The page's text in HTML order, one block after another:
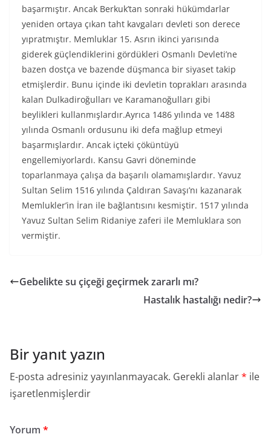
başarmıştır. Ancak Berkuk’tan sonraki hükümdarlar
yeniden ortaya çıkan taht kavgaları devleti son derece
yıpratmıştır. Memluklar 15. Asrın ikinci yarısında
giderek güçlendiklerini gördükleri Osmanlı Devleti’ne
bazen dostça ve bazende düşmanca bir siyaset takip
etmişlerdir. Bunu içinde iki devletin toprakları arasında
kalan Dulkadiroğulları ve Karamanoğulları gibi
beylikleri kullanmışlardır.Ayrıca 1486 yılında ve 1488
yılında Osmanlı ordusunu iki defa mağlup etmeyi
başarmışlardır. Ancak içteki çöküntüyü
engellemiyorlardı. Kansu Gavri döneminde
toparlanmaya çalışa da başarılı olamamışlardır. Yavuz
Sultan Selim 1516 yılında Çaldıran Savaşı’nı kazanarak
Memlukler’in İran ile bağlantısını kesmiştir. 1517 yılında
Yavuz Sultan Selim Ridaniye zaferi ile Memluklara son
vermiştir.
Gebelikte su çiçeği geçirmek zararlı mı?
Hastalık hastalığı nedir?
Bir yanıt yazın
E-posta adresiniz yayınlanmayacak. Gerekli alanlar* ile
işaretlenmişlerdir
Yorum *